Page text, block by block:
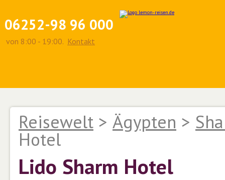
06252-98 96 000
von 8:00 - 19:00. Kontakt
Reisewelt > Ägypten >
Hotel
Lido Sharm Hotel